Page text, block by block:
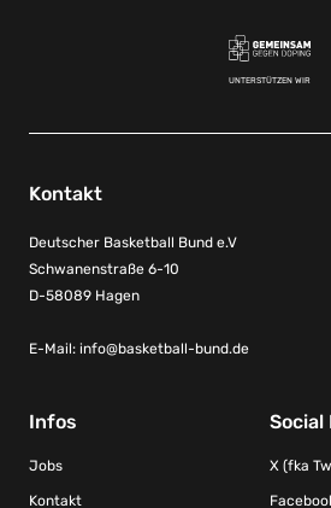
UNTERSTÜTZEN WIR
Kontakt
Deutscher Basketball Bund e.V
Schwanenstraße 6-10
D-58089 Hagen
E-Mail: info@basketball-bund.de
Infos
Jobs
Kontakt
Social
X (fka